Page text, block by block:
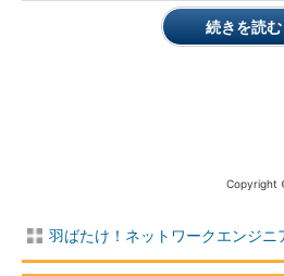
連載第6回
で紹介した
ス。PCやスマホで簡単に利用
タスクの進捗（しんちょく）を
理ツール
続きを読む
Copyright
羽ばたけ！ネットワークエンジニ